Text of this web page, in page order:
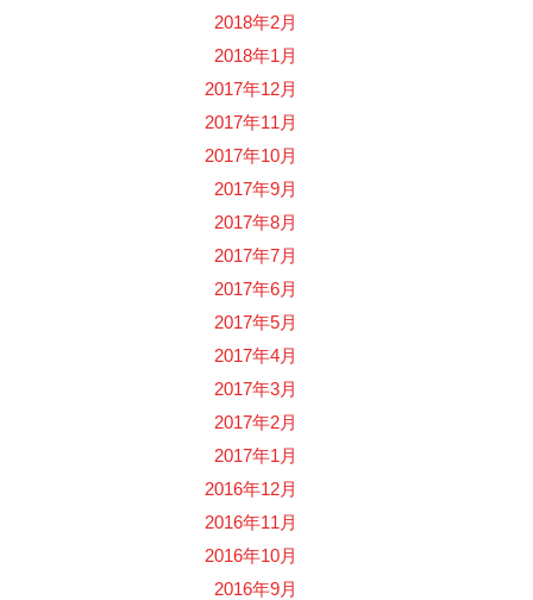
2018年2月
2018年1月
2017年12月
2017年11月
2017年10月
2017年9月
2017年8月
2017年7月
2017年6月
2017年5月
2017年4月
2017年3月
2017年2月
2017年1月
2016年12月
2016年11月
2016年10月
2016年9月